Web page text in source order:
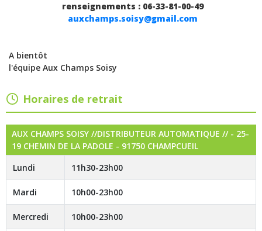
renseignements : 06-33-81-00-49
auxchamps.soisy@gmail.com
A bientôt
l'équipe Aux Champs Soisy
Horaires de retrait
AUX CHAMPS SOISY //DISTRIBUTEUR AUTOMATIQUE // - 25-
19 CHEMIN DE LA PADOLE - 91750 CHAMPCUEIL
Lundi
11h30-23h00
Mardi 10h00-23h00
Mercredi 10h00-23h00